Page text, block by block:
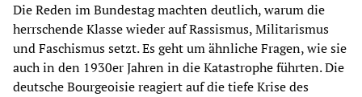
Die Reden im Bundestag machten deutlich, warum die
herrschende Klasse wieder auf Rassismus, Militarismus
und Faschismus setzt. Es geht um ähnliche Fragen, wie sie
auch in den 1930er Jahren in die Katastrophe führten. Die
deutsche Bourgeoisie reagiert auf die tiefe Krise des